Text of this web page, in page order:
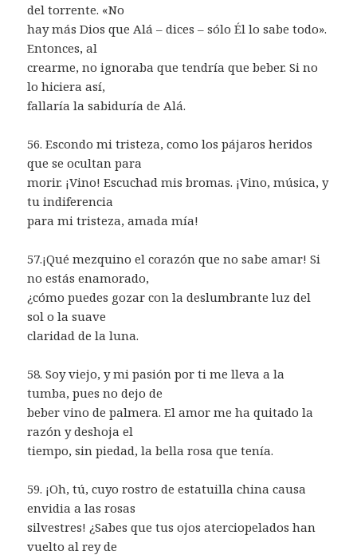
del torrente. «No
hay más Dios que Alá – dices – sólo Él lo sabe todo».
Entonces, al
crearme, no ignoraba que tendría que beber. Si no
lo hiciera así,
fallaría la sabiduría de Alá.
56. Escondo mi tristeza, como los pájaros heridos
que se ocultan para
morir. ¡Vino! Escuchad mis bromas. ¡Vino, música, y
tu indiferencia
para mi tristeza, amada mía!
57.¡Qué mezquino el corazón que no sabe amar! Si
no estás enamorado,
¿cómo puedes gozar con la deslumbrante luz del
sol o la suave
claridad de la luna.
58. Soy viejo, y mi pasión por ti me lleva a la
tumba, pues no dejo de
beber vino de palmera. El amor me ha quitado la
razón y deshoja el
tiempo, sin piedad, la bella rosa que tenía.
59. ¡Oh, tú, cuyo rostro de estatuilla china causa
envidia a las rosas
silvestres! ¿Sabes que tus ojos aterciopelados han
vuelto al rey de